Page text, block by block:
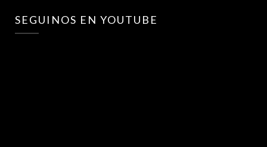
SEGUINOS EN YOUTUBE